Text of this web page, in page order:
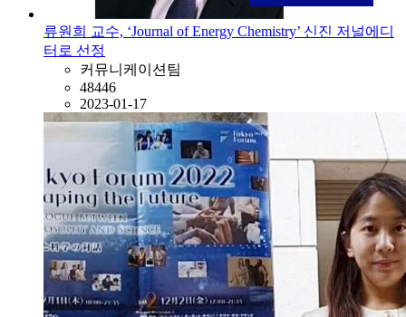
류원희 교수, ‘Journal of Energy Chemistry’ 신진 저널에디
터로 선정
커뮤니케이션팀
48446
2023-01-17